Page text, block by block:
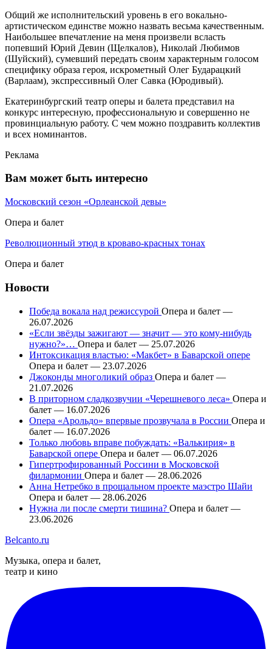
Общий же исполнительский уровень в его вокально-
артистическом единстве можно назвать весьма качественным.
Наибольшее впечатление на меня произвели всласть
попевший Юрий Девин (Щелкалов), Николай Любимов
(Шуйский), сумевший передать своим характерным голосом
специфику образа героя, искрометный Олег Бударацкий
(Варлаам), экспрессивный Олег Савка (Юродивый).
Екатеринбургский театр оперы и балета представил на
конкурс интересную, профессиональную и совершенно не
провинциальную работу. С чем можно поздравить коллектив
и всех номинантов.
Реклама
Вам может быть интересно
Московский сезон «Орлеанской девы»
Опера и балет
Революционный этюд в кроваво-красных тонах
Опера и балет
Новости
Победа вокала над режиссурой Опера и балет —
26.07.2026
«Если звёзды зажигают — значит — это кому-нибудь
нужно?»… Опера и балет — 25.07.2026
Интоксикация властью: «Макбет» в Баварской опере
Опера и балет — 23.07.2026
Джоконды многоликий образ Опера и балет —
21.07.2026
В приторном сладкозвучии «Черешневого леса» Опера и
балет — 16.07.2026
Опера «Арольдо» впервые прозвучала в России Опера и
балет — 16.07.2026
Только любовь вправе побуждать: «Валькирия» в
Баварской опере Опера и балет — 06.07.2026
Гипертрофированный Россини в Московской
филармонии Опера и балет — 28.06.2026
Анна Нетребко в прощальном проекте маэстро Шайи
Опера и балет — 28.06.2026
Нужна ли после смерти тишина? Опера и балет —
23.06.2026
Belcanto.ru
Музыка, опера и балет,
театр и кино